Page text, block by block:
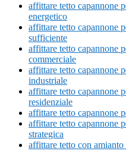
affittare tetto capannone
energetico
affittare tetto capannone
sufficiente
affittare tetto capannone
commerciale
affittare tetto capannone
industriale
affittare tetto capannone
residenziale
affittare tetto capannone
affittare tetto capannone
strategica
affittare tetto con